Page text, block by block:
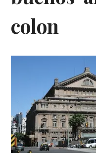
colon